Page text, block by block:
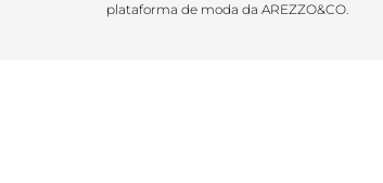
plataforma de moda da AREZZO&CO.